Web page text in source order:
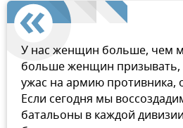
У нас женщин больше, чем
больше женщин призывать,
ужас на армию противника,
Если сегодня мы
батальоны в каждой